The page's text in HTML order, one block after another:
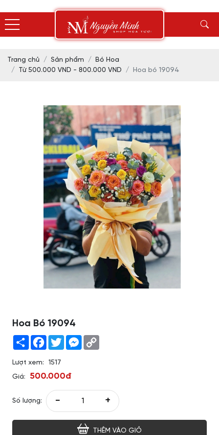
Trang chủ Sản phẩm
Bó Hoa
Từ 500.000 VND - 800.000 VND
Hoa bó 19094
Hoa Bó 19094
Share Facebook
TwitterMessenger
Lượt xem:
1517
Giá:
500.000đ
Số lượng: - +
THÊM VÀO GIỎ